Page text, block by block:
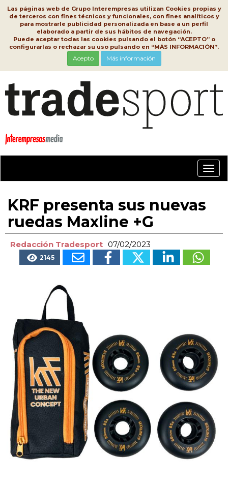
Las páginas web de Grupo Interempresas utilizan Cookies propias y
de terceros con fines técnicos y funcionales, con fines analíticos y
para mostrarle publicidad personalizada en base a un perfil
elaborado a partir de sus hábitos de navegación.
Puede aceptar todas las cookies pulsando el botón “ACEPTO” o
configurarlas o rechazar su uso pulsando en “MÁS INFORMACIÓN”.
Acepto Más información
KRF presenta sus nuevas
ruedas Maxline +G
Redacción Tradesport 07/02/2023
2145